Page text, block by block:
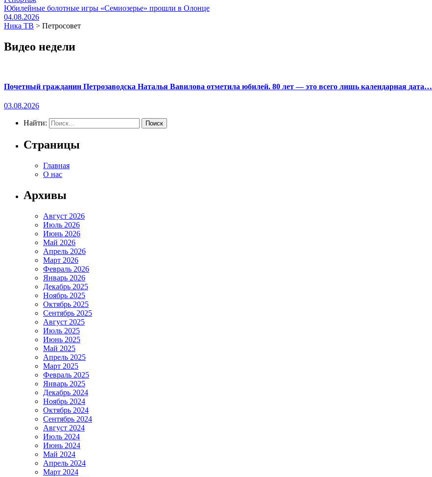
Юбилейные болотные игры «Семиозерье» прошли в Олонце
04.08.2026
Ника ТВ > Петросовет
Видео недели
Почетный гражданин Петрозаводска Наталья Вавилова отметила юбилей. 80 лет — это всего лишь календарная дата…
03.08.2026
Найти:
Страницы
Главная
О нас
Архивы
Август 2026
Июль 2026
Июнь 2026
Май 2026
Апрель 2026
Март 2026
Февраль 2026
Январь 2026
Декабрь 2025
Ноябрь 2025
Октябрь 2025
Сентябрь 2025
Август 2025
Июль 2025
Июнь 2025
Май 2025
Апрель 2025
Март 2025
Февраль 2025
Январь 2025
Декабрь 2024
Ноябрь 2024
Октябрь 2024
Сентябрь 2024
Август 2024
Июль 2024
Июнь 2024
Май 2024
Апрель 2024
Март 2024